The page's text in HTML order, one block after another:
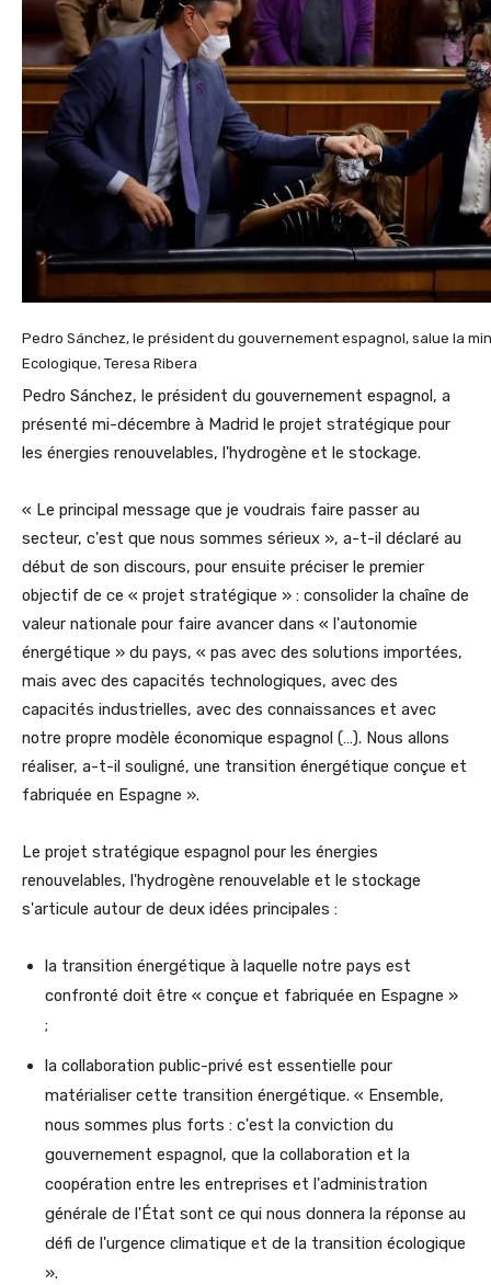
Pedro Sánchez, le président du gouvernement espagnol, salue la
Ecologique, Teresa Ribera
Pedro Sánchez, le président du gouvernement espagnol, a
présenté mi-décembre à Madrid le projet stratégique pour
les énergies renouvelables, l'hydrogène et le stockage.
« Le principal message que je voudrais faire passer au
secteur, c'est que nous sommes sérieux », a-t-il déclaré au
début de son discours, pour ensuite préciser le premier
objectif de ce « projet stratégique » : consolider la chaîne de
valeur nationale pour faire avancer dans « l'autonomie
énergétique » du pays, « pas avec des solutions importées,
mais avec des capacités technologiques, avec des
capacités industrielles, avec des connaissances et avec
notre propre modèle économique espagnol (…). Nous allons
réaliser, a-t-il souligné, une transition énergétique conçue et
fabriquée en Espagne ».
Le projet stratégique espagnol pour les énergies
renouvelables, l'hydrogène renouvelable et le stockage
s'articule autour de deux idées principales :
la transition énergétique à laquelle notre pays est
confronté doit être « conçue et fabriquée en Espagne »
;
la collaboration public-privé est essentielle pour
matérialiser cette transition énergétique. « Ensemble,
nous sommes plus forts : c'est la conviction du
gouvernement espagnol, que la collaboration et la
coopération entre les entreprises et l'administration
générale de l'État sont ce qui nous donnera la réponse au
défi de l'urgence climatique et de la transition écologique
».